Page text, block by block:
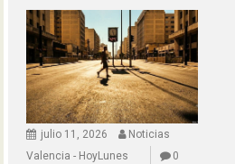
julio 11, 2026
Noticias
Valencia - HoyLunes
0